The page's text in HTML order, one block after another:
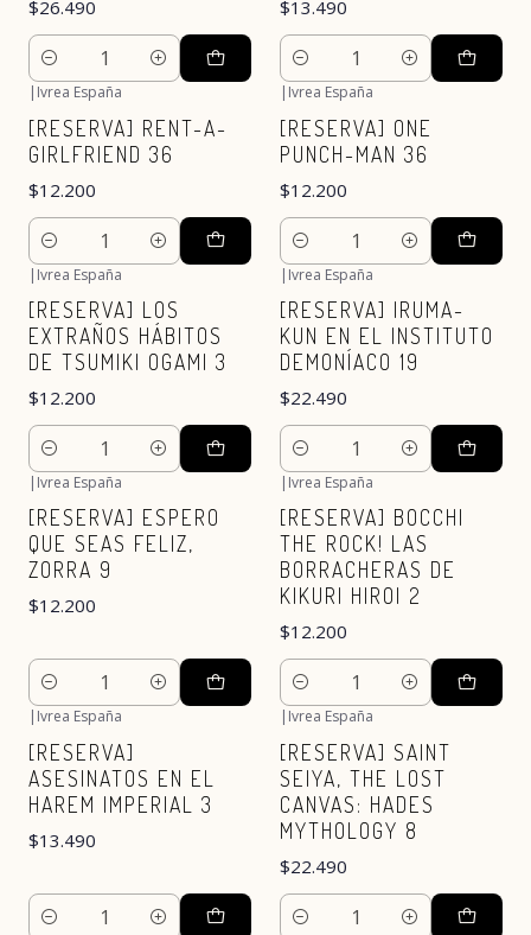
$26.490
Cantidad
$13.490
Cantidad
| Ivrea España
[RESERVA] RENT-A-
GIRLFRIEND 36
$12.200
Cantidad
| Ivrea España
[RESERVA] ONE
PUNCH-MAN 36
$12.200
Cantidad
| Ivrea España
[RESERVA] LOS
EXTRAÑOS HÁBITOS
DE TSUMIKI OGAMI 3
$12.200
Cantidad
| Ivrea España
[RESERVA] IRUMA-
KUN EN EL INSTITUTO
DEMONÍACO 19
$22.490
Cantidad
| Ivrea España
[RESERVA] ESPERO
QUE SEAS FELIZ,
ZORRA 9
$12.200
Cantidad
| Ivrea España
[RESERVA] BOCCHI
THE ROCK! LAS
BORRACHERAS DE
KIKURI HIROI 2
$12.200
Cantidad
Ivrea España
[RESERVA]
ASESINATOS EN EL
HAREM IMPERIAL 3
$13.490
Cantidad
Ivrea España
[RESERVA] SAINT
SEIYA, THE LOST
CANVAS: HADES
MYTHOLOGY 8
$22.490
Cantidad